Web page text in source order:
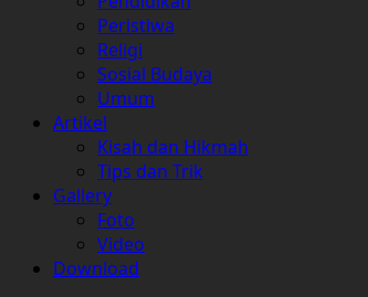
Peristiwa
Religi
Sosial Budaya
Umum
Artikel
Kisah dan Hikmah
Tips dan Trik
Gallery
Foto
Video
Download